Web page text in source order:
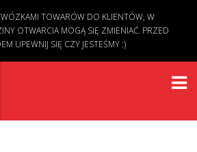
TOWARÓW DO KLIENTÓW, W
OTWARCIA MOGĄ SIĘ ZMIENIAĆ. PRZED
UPEWNIJ SIĘ CZY JESTEŚMY :)